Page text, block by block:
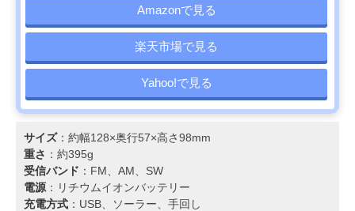
Amazonで見る
楽天市場で見る
Yahoo!で見る
サイズ：約幅128×奥行57×高さ98mm
重さ ：約395g
受信バンド ：FM、AM、SW
電源 ：リチウムイオンバッテリー
充電方式 ：USB、ソーラー、手回し